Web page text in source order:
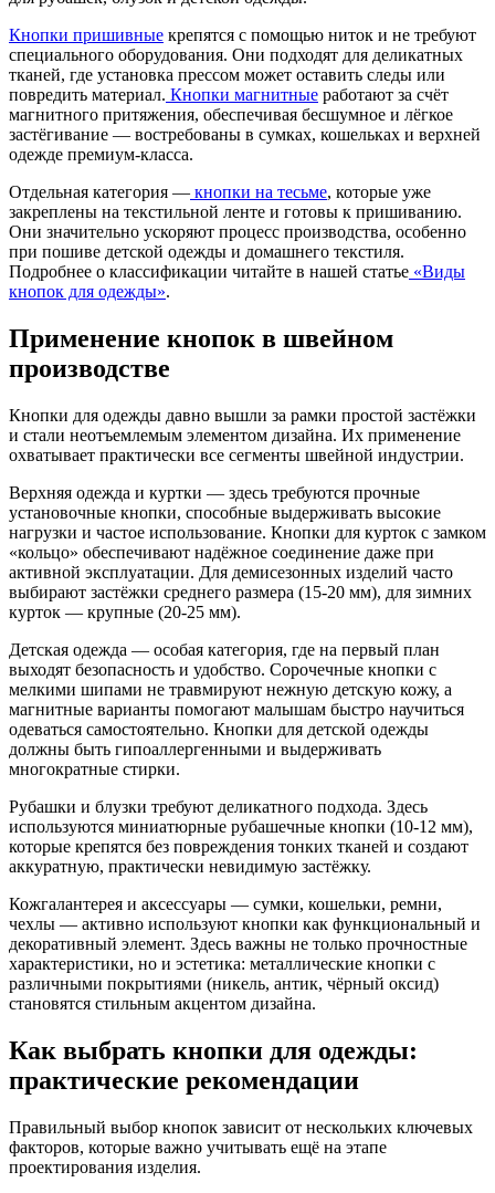
Кнопки пришивные крепятся с помощью ниток и не требуют
специального оборудования. Они подходят для деликатных
тканей, где установка прессом может оставить следы или
повредить материал. Кнопки магнитные работают за счёт
магнитного притяжения, обеспечивая бесшумное и лёгкое
застёгивание — востребованы в сумках, кошельках и верхней
одежде премиум-класса.
Отдельная категория — кнопки на тесьме, которые уже
закреплены на текстильной ленте и готовы к пришиванию.
Они значительно ускоряют процесс производства, особенно
при пошиве детской одежды и домашнего текстиля.
Подробнее о классификации читайте в нашей статье «Виды
кнопок для одежды».
Применение кнопок в швейном
производстве
Кнопки для одежды давно вышли за рамки простой застёжки
и стали неотъемлемым элементом дизайна. Их применение
охватывает практически все сегменты швейной индустрии.
Верхняя одежда и куртки — здесь требуются прочные
установочные кнопки, способные выдерживать высокие
нагрузки и частое использование. Кнопки для курток с замком
«кольцо» обеспечивают надёжное соединение даже при
активной эксплуатации. Для демисезонных изделий часто
выбирают застёжки среднего размера (15-20 мм), для зимних
курток — крупные (20-25 мм).
Детская одежда — особая категория, где на первый план
выходят безопасность и удобство. Сорочечные кнопки с
мелкими шипами не травмируют нежную детскую кожу, а
магнитные варианты помогают малышам быстро научиться
одеваться самостоятельно. Кнопки для детской одежды
должны быть гипоаллергенными и выдерживать
многократные стирки.
Рубашки и блузки требуют деликатного подхода. Здесь
используются миниатюрные рубашечные кнопки (10-12 мм),
которые крепятся без повреждения тонких тканей и создают
аккуратную, практически невидимую застёжку.
Кожгалантерея и аксессуары — сумки, кошельки, ремни,
чехлы — активно используют кнопки как функциональный и
декоративный элемент. Здесь важны не только прочностные
характеристики, но и эстетика: металлические кнопки с
различными покрытиями (никель, антик, чёрный оксид)
становятся стильным акцентом дизайна.
Как выбрать кнопки для одежды:
практические рекомендации
Правильный выбор кнопок зависит от нескольких ключевых
факторов, которые важно учитывать ещё на этапе
проектирования изделия.